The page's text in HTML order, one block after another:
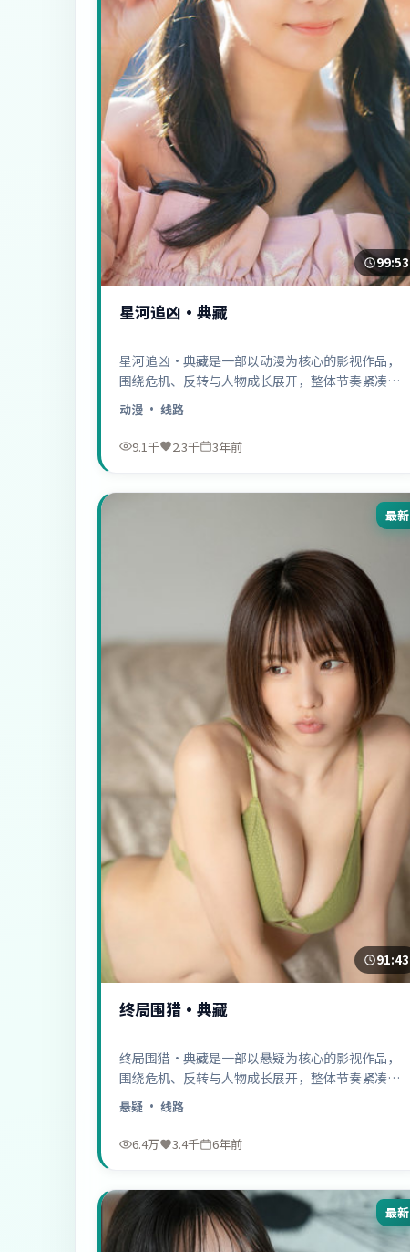
99:53
星河追凶·典藏
星河追凶·典藏是一部以动漫为核心的影视作品，
围绕危机、反转与人物成长展开，整体节奏紧凑，
值得推荐观看。
动漫 · 线路
9.1千 2.3千 3年前
最新
91:43
终局围猎·典藏
终局围猎·典藏是一部以悬疑为核心的影视作品，
围绕危机、反转与人物成长展开，整体节奏紧凑，
值得推荐观看。
悬疑 · 线路
6.4万 3.4千 6年前
最新